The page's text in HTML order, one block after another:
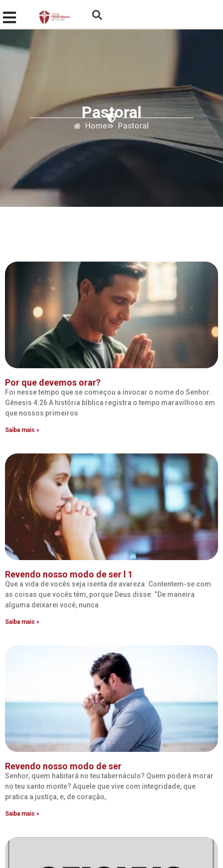
Pastoral
Home Pastoral
Por que devemos orar?
Foi nesse tempo que se começou a invocar o nome do Senhor.
Gênesis 4:26 A história bíblica registra o tempo maravilhoso em
que nossos primeiros
Saiba mais »
Revendo nosso modo de ser l 1
Que a vida de vocês seja isenta de avareza. Contentem-se com
as coisas que vocês têm, porque Deus disse: “De maneira
alguma deixarei você, nunca
Saiba mais »
Revendo nosso modo de ser
Senhor, quem habitará no teu tabernáculo? Quem poderá morar
no teu santo monte? Aquele que vive com integridade, que
pratica a justiça, e, de coração,
Saiba mais »